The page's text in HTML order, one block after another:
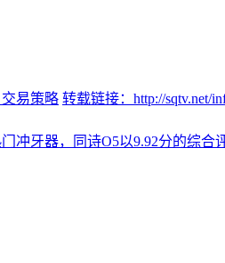
易策略 转载链接：http://sqtv.net/
冲牙器，同诗O5以9.92分的综合